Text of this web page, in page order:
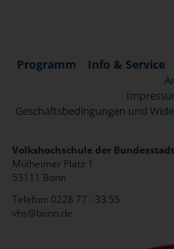
Programm Info & Service
Geschäftsbedingungen und
Volkshochschule der
Mülheimer Platz 1
53111 Bonn
Telefon: 0228 77 - 33 55
vhs@bonn.de